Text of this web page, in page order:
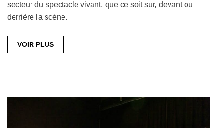
secteur du spectacle vivant, que ce soit sur, devant ou
derrière la scène.
VOIR PLUS